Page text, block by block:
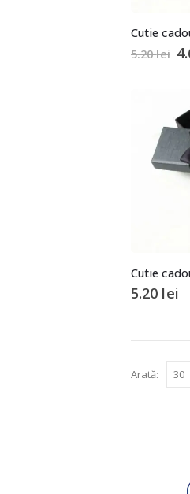
Cutie
5.20lei
Cutie
5.20 lei
Arată: